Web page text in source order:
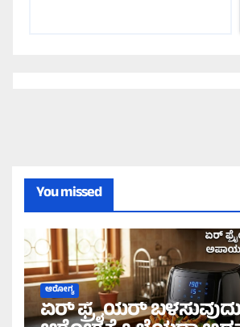
You missed
ಆರೋಗ್ಯ
ಏರ್‌ ಫ್ರೈಯರ್‌ ಬಳಸುವುದು